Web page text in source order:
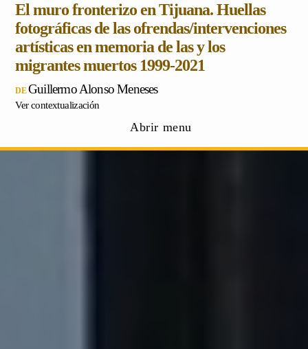
El muro fronterizo en Tijuana. Huellas
fotográficas de las ofrendas/intervenciones
artísticas en memoria de las y los
migrantes muertos 1999-2021
Guillermo Alonso Meneses
Ver contextualización
Abrir menu